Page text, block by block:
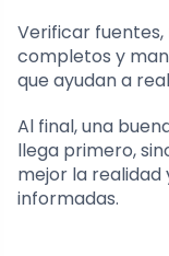
Verificar
completos y
que ayudan a
Al final, una
llega primero,
mejor la realidad
informadas.